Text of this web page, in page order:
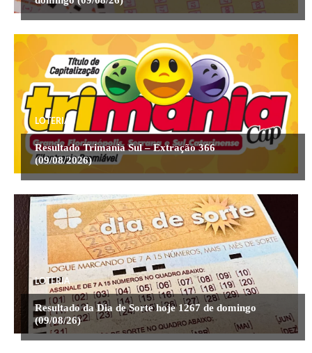
LOTERIA
Resultado Trimania Sul – Extração 366
(09/08/2026)
LOTERIA
Resultado da Dia de Sorte hoje 1267 de domingo
(09/08/26)